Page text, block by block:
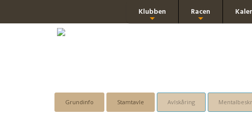
Klubben Racen
Grundinfo Stamtavle Avlskåring